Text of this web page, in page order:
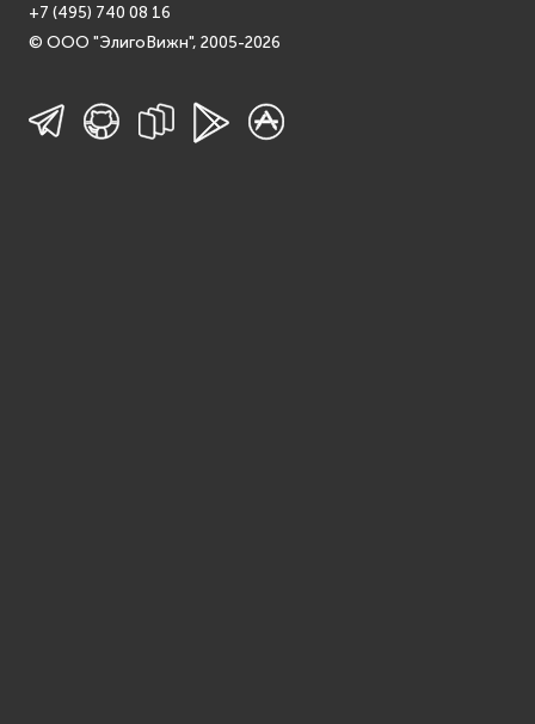
+7 (495) 740 08 16
© ООО "ЭлигоВижн", 2005-2026